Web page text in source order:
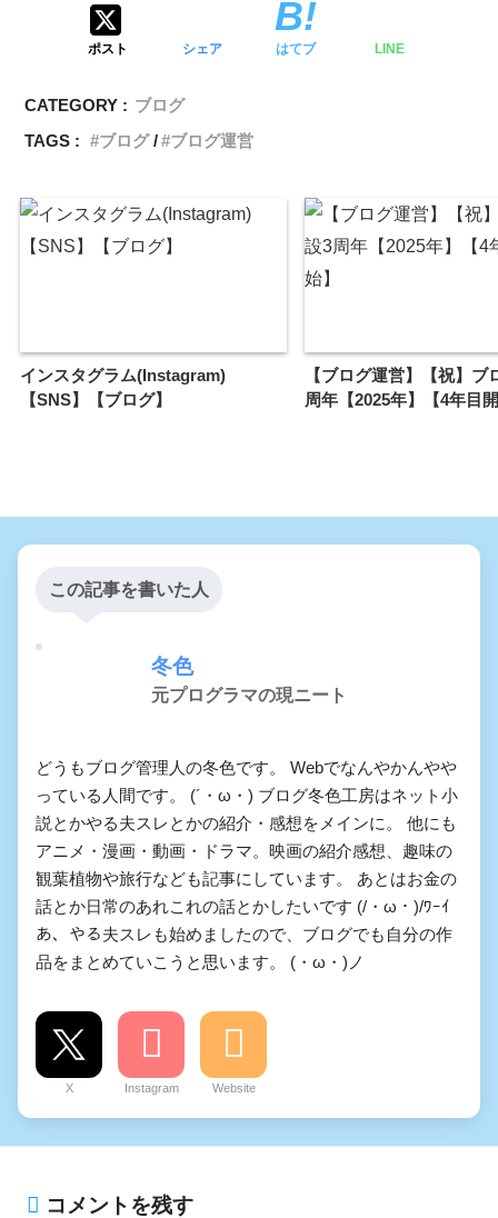
ポスト シェア はてブ LINE
CATEGORY : ブログ
TAGS :
ブログ ブログ運営
インスタグラム(Instagram)
【SNS】【ブログ】
【ブログ運営】【祝】ブ
周年【2025年】【4年目
この記事を書いた人
冬色
元プログラマの現ニート
どうもブログ管理人の冬色です。 Webでなんやかんやや
っている人間です。 (´・ω・) ブログ冬色工房はネット小
説とかやる夫スレとかの紹介・感想をメインに。 他にも
アニメ・漫画・動画・ドラマ。映画の紹介感想、趣味の
観葉植物や旅行なども記事にしています。 あとはお金の
話とか日常のあれこれの話とかしたいです (/・ω・)/ﾜｰｲ
あ、やる夫スレも始めましたので、ブログでも自分の作
品をまとめていこうと思います。 (・ω・)ノ
X Instagram Website
コメントを残す